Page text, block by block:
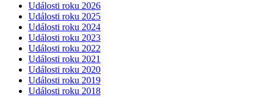
Události roku 2026
Události roku 2025
Události roku 2024
Události roku 2023
Události roku 2022
Události roku 2021
Události roku 2020
Události roku 2019
Události roku 2018